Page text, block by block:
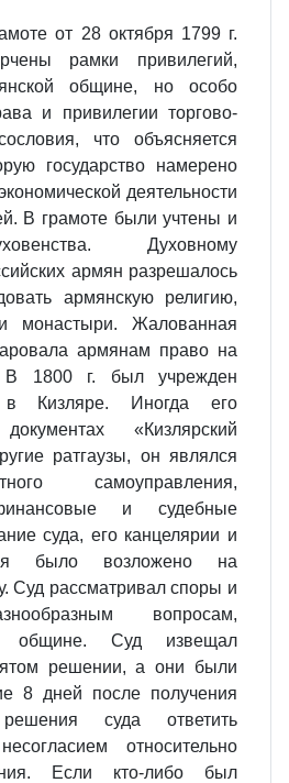
от 28 октября 1799 г.
рамки привилегий,
общине, но особо
и привилегии торгово-
что объясняется
государство намерено
деятельности
В грамоте были учтены и
Духовному
армян разрешалось
армянскую религию,
монастыри. Жалованная
армянам право на
В 1800 г. был учрежден
Кизляре. Иногда его
«Кизлярский
ратгаузы, он являлся
самоуправления,
и судебные
суда, его канцелярии и
было возложено на
Суд рассматривал споры и
вопросам,
общине. Суд извещал
решении, а они были
8 дней после получения
суда ответить
относительно
Если кто-либо был